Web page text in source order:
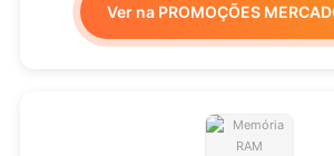
Ver na PROMOÇÕES